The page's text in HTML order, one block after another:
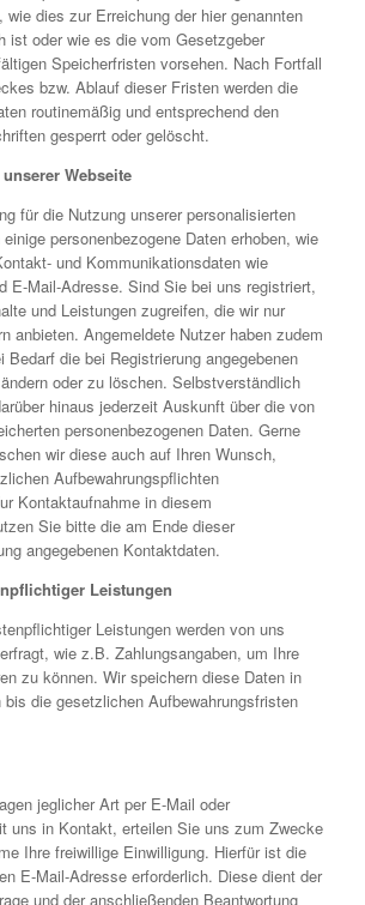
wie dies zur Erreichung der hier genannten
ist oder wie es die vom Gesetzgeber
Speicherfristen vorsehen. Nach Fortfall
bzw. Ablauf dieser Fristen werden die
routinemäßig und entsprechend den
gesperrt oder gelöscht.
Webseite
für die Nutzung unserer personalisierten
personenbezogene Daten erhoben, wie
und Kommunikationsdaten wie
E-Mail-Adresse. Sind Sie bei uns registriert,
und Leistungen zugreifen, die wir nur
anbieten. Angemeldete Nutzer haben zudem
Bedarf die bei Registrierung angegebenen
oder zu löschen. Selbstverständlich
hinaus jederzeit Auskunft über die von
personenbezogenen Daten. Gerne
wir diese auch auf Ihren Wunsch,
Aufbewahrungspflichten
Kontaktaufnahme in diesem
Sie bitte die am Ende dieser
angegebenen Kontaktdaten.
Leistungen
Leistungen werden von uns
wie z.B. Zahlungsangaben, um Ihre
zu können. Wir speichern diese Daten in
die gesetzlichen Aufbewahrungsfristen
jeglicher Art per E-Mail oder
uns in Kontakt, erteilen Sie uns zum Zwecke
Ihre freiwillige Einwilligung. Hierfür ist die
E-Mail-Adresse erforderlich. Diese dient der
und der anschließenden Beantwortung